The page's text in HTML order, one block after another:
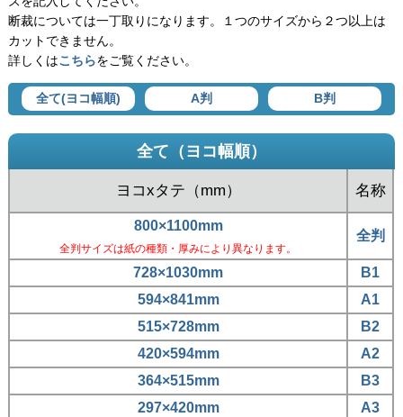
断裁については一丁取りになります。１つのサイズから２つ以上は
カットできません。
詳しくはこちらをご覧ください。
全て(ヨコ幅順) A判 B判
全て（ヨコ幅順）
ヨコxタテ（mm） 名称
800×1100mm
全判サイズは紙の種類・厚みにより異なります。
全判
728×1030mm
B1
594×841mm
A1
515×728mm
B2
420×594mm
A2
364×515mm
B3
297×420mm
A3